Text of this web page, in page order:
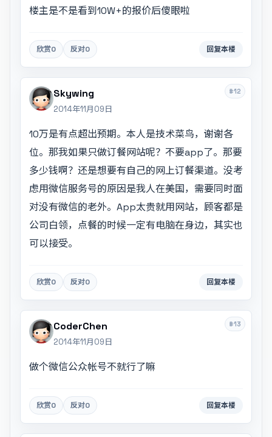
楼主是不是看到10W+的报价后傻眼啦
欣赏0 反对0 回复本楼
#12
Skywing
2014年11月09日
10万是有点超出预期。本人是技术菜鸟，谢谢各
位。那我如果只做订餐网站呢？不要app了。那要
多少钱啊？还是想要有自己的网上订餐渠道。没考
虑用微信服务号的原因是我人在美国，需要同时面
对没有微信的老外。App太贵就用网站，顾客都是
公司白领，点餐的时候一定有电脑在身边，其实也
可以接受。
欣赏0 反对0 回复本楼
#13
CoderChen
2014年11月09日
做个微信公众帐号不就行了嘛
欣赏0 反对0 回复本楼